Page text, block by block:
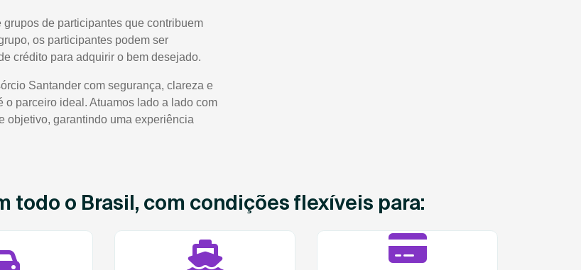
de participantes que contribuem
os participantes podem ser
crédito para adquirir o bem desejado.
Santander com segurança, clareza e
o parceiro ideal. Atuamos lado a lado com
objetivo, garantindo uma experiência
todo o Brasil, com condições flexíveis para: